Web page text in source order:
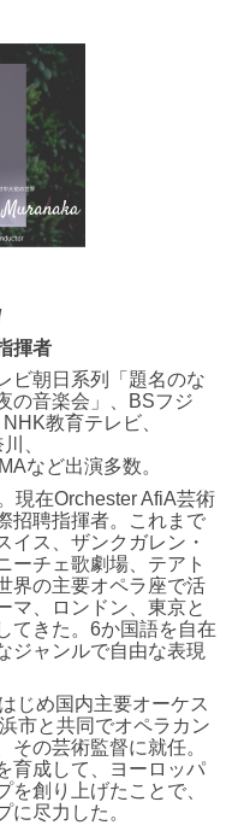
揮者
ビ朝日系列「題名のな
の音楽会」、BSフジ
教育テレビ、
、
など出演多数。
現在Orchester AfiA芸術
招聘指揮者。これまで
イス、ザンクガレン・
ーチェ歌劇場、テアト
界の主要オペラ座で活
マ、ロンドン、東京と
てきた。6か国語を自在
ジャンルで自由な表現
じめ国内主要オーケス
市と共同でオペラカン
の芸術監督に就任。
育成して、ヨーロッパ
創り上げたことで、
に尽力した。